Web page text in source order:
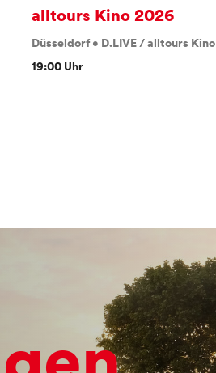
alltours Kino 2026
Düsseldorf • D.LIVE / alltours Kino
19:00 Uhr